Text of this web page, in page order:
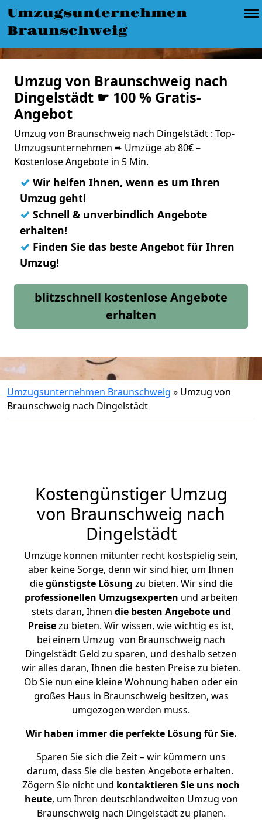
Umzugsunternehmen
Braunschweig
Umzug von Braunschweig nach
Dingelstädt ☛ 100 % Gratis-
Angebot
Umzug von Braunschweig nach Dingelstädt : Top-
Umzugsunternehmen ➨ Umzüge ab 80€ –
Kostenlose Angebote in 5 Min.
✓ Wir helfen Ihnen, wenn es um Ihren
Umzug geht!
✓ Schnell & unverbindlich Angebote
erhalten!
✓ Finden Sie das beste Angebot für Ihren
Umzug!
blitzschnell kostenlose Angebote
erhalten
Umzugsunternehmen Braunschweig » Umzug von
Braunschweig nach Dingelstädt
Kostengünstiger Umzug
von Braunschweig nach
Dingelstädt
Umzüge können mitunter recht kostspielig sein,
aber keine Sorge, denn wir sind hier, um Ihnen
diegünstigste Lösung zu bieten. Wir sind die
professionellen Umzugsexperten und arbeiten
stets daran, Ihnen die besten Angebote und
Preisezu bieten. Wir wissen, wie wichtig es ist,
bei einem Umzug von Braunschweig nach
Dingelstädt Geld zu sparen, und deshalb setzen
wir alles daran, Ihnen die besten Preise zu bieten.
Ob Sie nun eine kleine Wohnung haben oder ein
großes Haus in Braunschweig besitzen, was
umgezogen werden muss.
Wir haben immer die perfekte Lösung für Sie.
Sparen Sie sich die Zeit – wir kümmern uns
darum, dass Sie die besten Angebote erhalten.
Zögern Sie nicht und kontaktieren Sie uns noch
heute, um Ihren deutschlandweiten Umzug von
Braunschweig nach Dingelstädt zu planen.